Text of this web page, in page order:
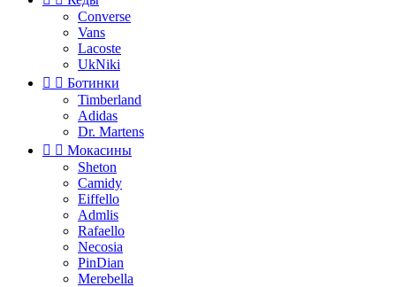
Converse
Vans
Lacoste
UkNiki
  Ботинки
Timberland
Adidas
Dr. Martens
  Мокасины
Sheton
Camidy
Eiffello
Admlis
Rafaello
Necosia
PinDian
Merebella